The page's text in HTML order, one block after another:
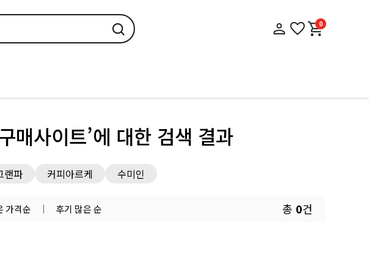
0
매사이트’에 대한 검색 결과
랜파 커피아르케 수미인
가격순 후기 많은 순 총 0건